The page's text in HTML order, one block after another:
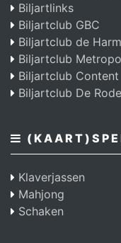
Biljartlinks
Biljartclub GBC
Biljartclub de
Biljartclub
Biljartclub Content
Biljartclub De
Klaverjassen
Mahjong
Schaken